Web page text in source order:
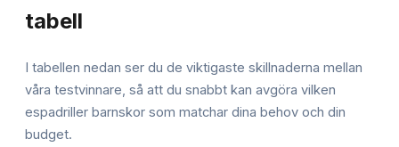
tabell
I tabellen nedan ser du de viktigaste skillnaderna mellan
våra testvinnare, så att du snabbt kan avgöra vilken
espadriller barnskor som matchar dina behov och din
budget.